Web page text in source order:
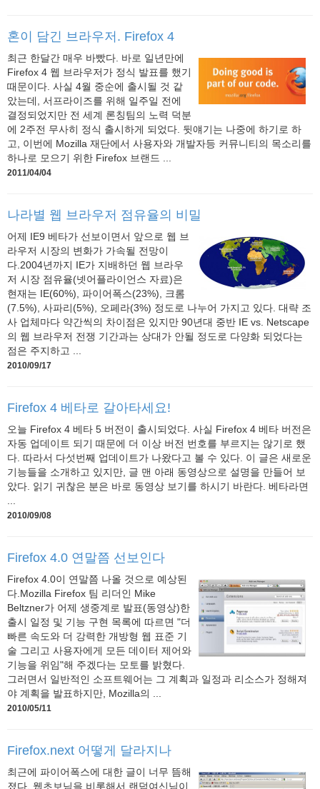
혼이 담긴 브라우저. Firefox 4
최근 한달간 매우 바빴다. 바로 일년만에
Firefox 4 웹 브라우저가 정식 발표를 했기
때문이다. 사실 4월 중순에 출시될 것 같
았는데, 서프라이즈를 위해 일주일 전에
결정되었지만 전 세계 론칭팀의 노력 덕분
에 2주전 무사히 정식 출시하게 되었다. 뒷얘기는 나중에 하기로 하
고, 이번에 Mozilla 재단에서 사용자와 개발자등 커뮤니티의 목소리를
하나로 모으기 위한 Firefox 브랜드 ...
2011/04/04
나라별 웹 브라우저 점유율의 비밀
어제 IE9 베타가 선보이면서 앞으로 웹 브
라우저 시장의 변화가 가속될 전망이
다.2004년까지 IE가 지배하던 웹 브라우
저 시장 점유율(넷어플라이언스 자료)은
현재는 IE(60%), 파이어폭스(23%), 크롬
(7.5%), 사파리(5%), 오페라(3%) 정도로 나누어 가지고 있다. 대략 조
사 업체마다 약간씩의 차이점은 있지만 90년대 중반 IE vs. Netscape
의 웹 브라우저 전쟁 기간과는 상대가 안될 정도로 다양화 되었다는
점은 주지하고 ...
2010/09/17
Firefox 4 베타로 갈아타세요!
오늘 Firefox 4 베타 5 버전이 출시되었다. 사실 Firefox 4 베타 버전은
자동 업데이트 되기 때문에 더 이상 버전 번호를 부르지는 않기로 했
다. 따라서 다섯번째 업데이트가 나왔다고 볼 수 있다. 이 글은 새로운
기능들을 소개하고 있지만, 글 맨 아래 동영상으로 설명을 만들어 보
았다. 읽기 귀찮은 분은 바로 동영상 보기를 하시기 바란다. 베타라면
2010/09/08
Firefox 4.0 연말쯤 선보인다
Firefox 4.0이 연말쯤 나올 것으로 예상된
다.Mozilla Firefox 팀 리더인 Mike
Beltzner가 어제 생중계로 발표(동영상)한
출시 일정 및 기능 구현 목록에 따르면 "더
빠른 속도와 더 강력한 개방형 웹 표준 기
술 그리고 사용자에게 모든 데이터 제어와
기능을 위임"해 주겠다는 모토를 밝혔다.
그러면서 일반적인 소프트웨어는 그 계획과 일정과 리소스가 정해져
야 계획을 발표하지만, Mozilla의 ...
2010/05/11
Firefox.next 어떻게 달라지나
최근에 파이어폭스에 대한 글이 너무 뜸해
졌다. 웹초보님을 비롯해서 랜덤여신님이